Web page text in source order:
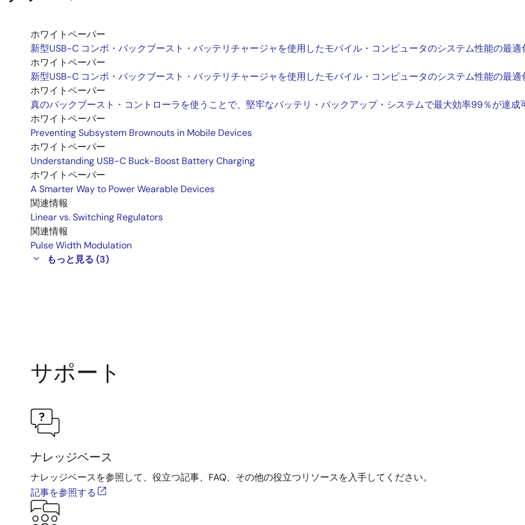
ホワイトペーパー
新型USB-C コンボ・バックブースト・バッテリチャージャを使用したモバイル・コンピュータのシステム性能の最適
ホワイトペーパー
新型USB-C コンボ・バックブースト・バッテリチャージャを使用したモバイル・コンピュータのシステム性能の最適
ホワイトペーパー
真のバックブースト・コントローラを使うことで、堅牢なバッテリ・バックアップ・システムで最大効率99％が達成
ホワイトペーパー
Preventing Subsystem Brownouts in Mobile Devices
ホワイトペーパー
Understanding USB-C Buck-Boost Battery Charging
ホワイトペーパー
A Smarter Way to Power Wearable Devices
関連情報
Linear vs. Switching Regulators
関連情報
Pulse Width Modulation
もっと見る (3)
サポート
ナレッジベース
ナレッジベースを参照して、役立つ記事、FAQ、その他の役立つリソースを入手してください。
記事を参照する